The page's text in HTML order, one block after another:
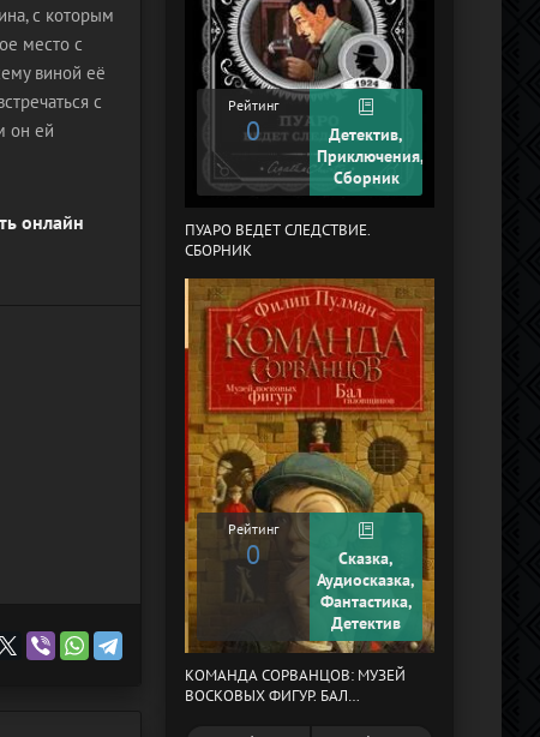
с которым
место с
виной её
с
он ей
онлайн
Рейтинг
0
Детектив,
Приключения,
Сборник
ПУАРО ВЕДЕТ СЛЕДСТВИЕ.
СБОРНИК
Рейтинг
0
Сказка,
Аудиосказка,
Фантастика,
Детектив
КОМАНДА СОРВАНЦОВ: МУЗЕЙ
ВОСКОВЫХ ФИГУР. БАЛ